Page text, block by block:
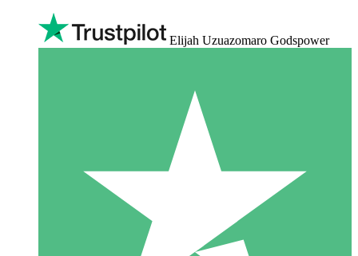
Elijah Uzuazomaro Godspower